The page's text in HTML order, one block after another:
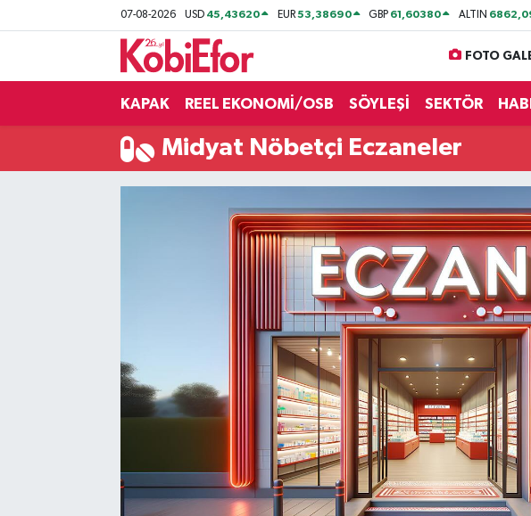
07-08-2026 USD 45,43620 EUR53,38690 GBP 61,60380 ALTIN
FOTO
KAPAK REEL EKONOMİ/OSB SÖYLEŞİ SEKTÖR
Midyat Nöbetçi Eczaneler
BİLİŞİM PANO
DESTEK-TEŞVİK
ŞİRKET PANO